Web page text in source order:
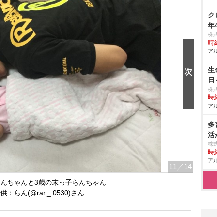
11 ／14
ちゃんと3歳の末っ子らんちゃん
：らん(@ran_.0530)さん
ク
年
株
時
ア
生
株
時
ア
多
活
株
時
ア